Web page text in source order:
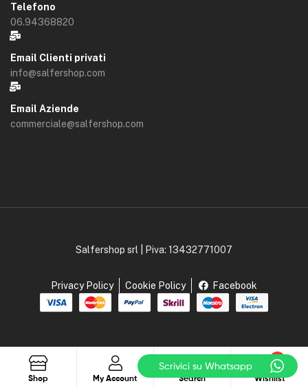
Telefono
06.94368820
Email Clienti privati
info@salfershop.com
Email Aziende
commerciale@salfershop.com
Salfershop srl | Piva: 13432771007
Privacy Policy Cookie Policy Facebook
Shop My Account Search Search
Wishlist
0
Scrivici su Whatsapp